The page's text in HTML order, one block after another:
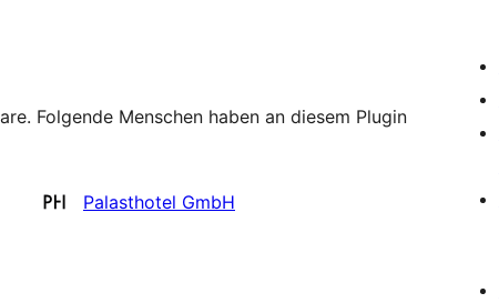
Folgende Menschen haben an diesem Plugin
Palasthotel GmbH